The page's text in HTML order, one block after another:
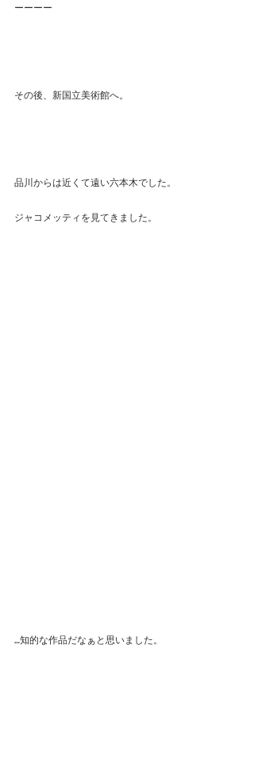
ーーーー
その後、新国立美術館へ。
品川からは近くて遠い六本木でした。
ジャコメッティを見てきました。
…知的な作品だなぁと思いました。